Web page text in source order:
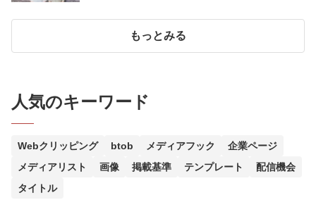
もっとみる
人気のキーワード
Webクリッピング btob メディアフック
企業ページ
メディアリスト
画像 掲載基準 テンプレート
配信機会
タイトル